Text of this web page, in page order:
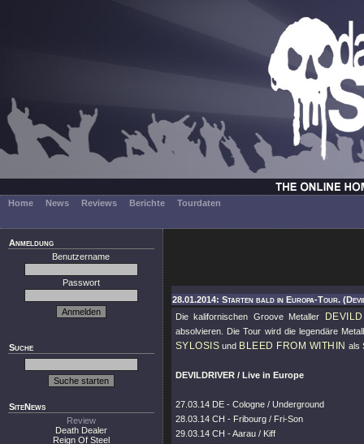
Home News Reviews Berichte Tourdaten
Anmeldung
Benutzername
Passwort
Suche
SiteNews
Review
Death Dealer
Reign Of Steel
28.01.2014: Starten bald in Europa-Tour.
Die kalifornischen Groove Metaller
absolvieren. Die Tour wird die legendäre
SYLOSIS und BLEED FROM WITHIN als
DEVILDRIVER / Live in Europe
27.03.14 DE - Cologne / Underground
28.03.14 CH - Fribourg / Fri-Son
29.03.14 CH - Aarau / Kiff